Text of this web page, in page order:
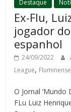
Destaque
Ex-Flu,
jogador
espanhol
24/09/2022
League, Fluminense
O Jornal
FLu Luiz